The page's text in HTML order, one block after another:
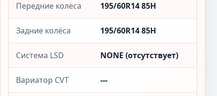
Передние колёса 195/60R14 85H
Задние колёса 195/60R14 85H
Система LSD NONE (отсутствует)
Вариатор CVT ---